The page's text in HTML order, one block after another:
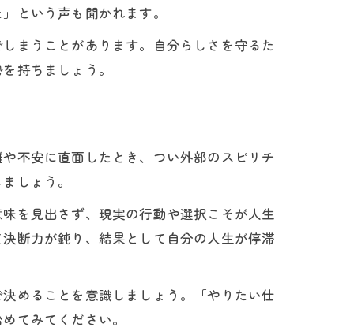
という声も聞かれます。
まうことがあります。自分らしさを守るた
持ちましょう。
不安に直面したとき、つい外部のスピリチ
しょう。
を見出さず、現実の行動や選択こそが人生
断力が鈍り、結果として自分の人生が停滞
めることを意識しましょう。「やりたい仕
てみてください。